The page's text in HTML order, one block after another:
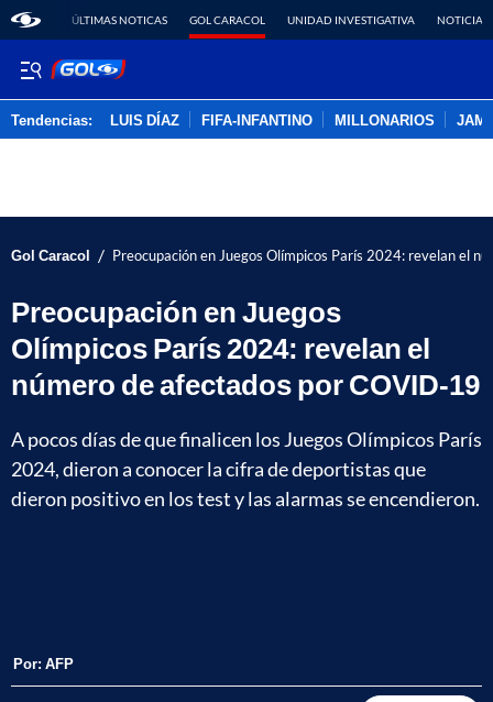
ÚLTIMAS NOTICAS GOL CARACOL UNIDAD INVESTIGATIVA NOTICIAS
Tendencias: LUIS DÍAZ FIFA-INFANTINO MILLONARIOS
Gol Caracol / Preocupación en Juegos Olímpicos París 2024: revelan el
Preocupación en Juegos
Olímpicos París 2024: revelan el
número de afectados por COVID-19
A pocos días de que finalicen los Juegos Olímpicos París
2024, dieron a conocer la cifra de deportistas que
dieron positivo en los test y las alarmas se encendieron.
Por: AFP